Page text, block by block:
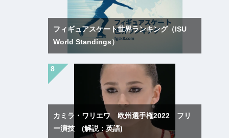
フィギュアスケート世界ランキング（ISU
World Standings）
カミラ・ワリエワ 欧州選手権2022 フリ
ー演技 (解説：英語)